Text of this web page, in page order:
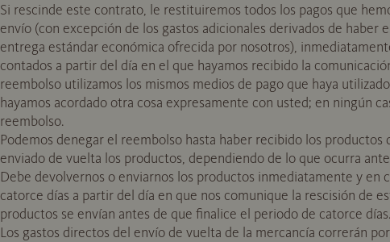
Si rescinde este contrato, le restituiremos todos los pagos que
envío (con excepción de los gastos adicionales derivados de
entrega estándar económica ofrecida por nosotros),
contados a partir del día en el que hayamos recibido la
reembolso utilizamos los mismos medios de pago que haya
hayamos acordado otra cosa expresamente con usted; en ningún
reembolso.
Podemos denegar el reembolso hasta haber recibido los
enviado de vuelta los productos, dependiendo de lo que ocurra
Debe devolvernos o enviarnos los productos inmediatamente y en
catorce días a partir del día en que nos comunique la rescisión de
productos se envían antes de que finalice el periodo de catorce días.
Los gastos directos del envío de vuelta de la mercancía correrán